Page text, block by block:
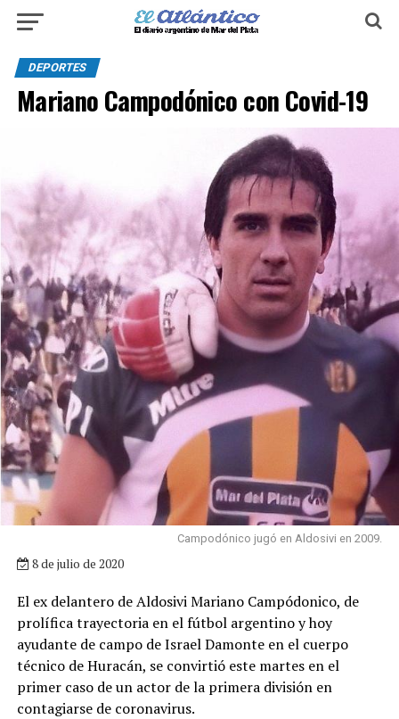
DEPORTES
Mariano Campodónico con Covid-19
Campodónico jugó en Aldosivi en 2009.
8 de julio de 2020
El ex delantero de Aldosivi Mariano Campódonico, de
prolífica trayectoria en el fútbol argentino y hoy
ayudante de campo de Israel Damonte en el cuerpo
técnico de Huracán, se convirtió este martes en el
primer caso de un actor de la primera división en
contagiarse de coronavirus.